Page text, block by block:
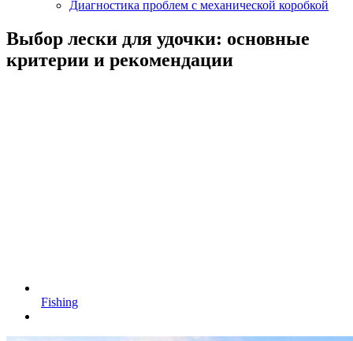
Диагностика проблем с механической коробкой
Выбор лески для удочки: основные
критерии и рекомендации
Fishing